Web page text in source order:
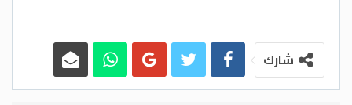
مقابلة بثتها “بي بي سي” (BBC) مساء الاثنين
الماضي بعد أيام من إعلانه تأييد قرار قائد
الجيش الانسحاب من العملية السياسية لإتاحة
شارك